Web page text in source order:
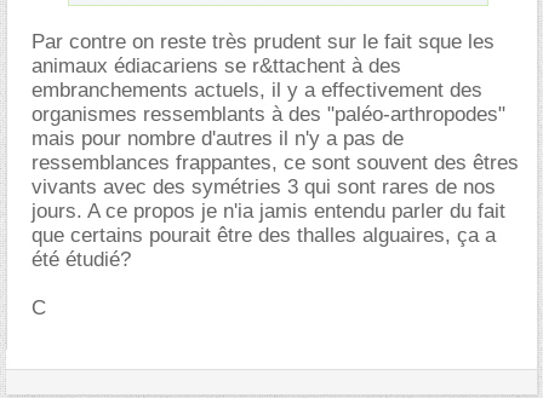
Par contre on reste très prudent sur le fait sque les
animaux édiacariens se r&ttachent à des
embranchements actuels, il y a effectivement des
organismes ressemblants à des "paléo-arthropodes"
mais pour nombre d'autres il n'y a pas de
ressemblances frappantes, ce sont souvent des êtres
vivants avec des symétries 3 qui sont rares de nos
jours. A ce propos je n'ia jamis entendu parler du fait
que certains pourait être des thalles alguaires, ça a
été étudié?
C